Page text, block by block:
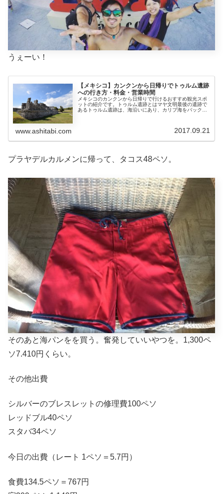
うぇーい！
【メキシコ】カンクンから日帰りでトゥルム遺跡
への行き方・料金・営業時間
メキシコのカンクンから日帰りで行けるおすすめ観光スポ
ットの紹介です。トゥルム遺跡とはマヤ文明最後の遺跡で
あるトゥルム遺跡は、海沿いにあり、カリブ海をバックに
www.ashitabi.com 2017.09.21
プラヤデルカルメンに帰って、タコス48ペソ。
そのあと海パンをを買う。奮発していいやつを。1,300ペ
ソ7.410円くらい。
その他出費
シルバーのブレスレットの修理費100ペソ
レッドブル40ペソ
スタバ34ペソ
今日の出費（レート 1ペソ＝5.7円）
食費134.5ペソ＝767円